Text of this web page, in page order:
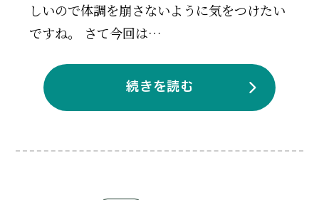
しいので体調を崩さないように気をつけたい
ですね。 さて今回は…
続きを読む